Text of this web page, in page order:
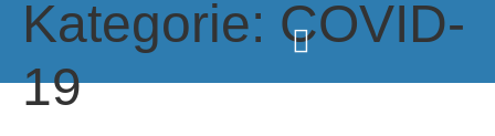
Kategorie: COVID-
19